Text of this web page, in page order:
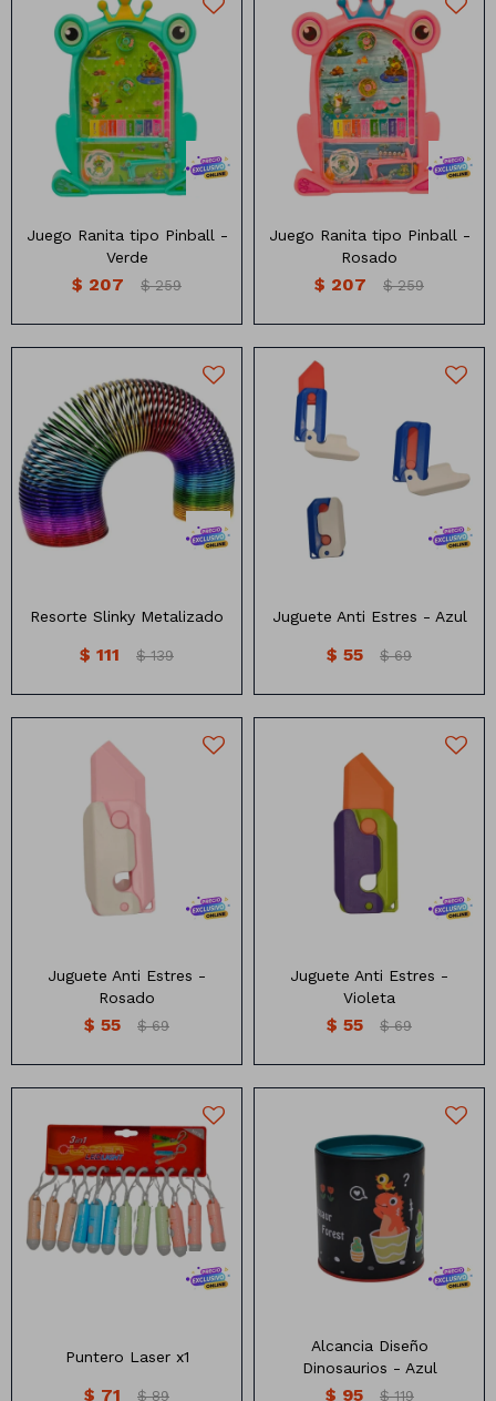
Jueguete sapito tipo
pinaball
Medidas: 26cm x20cm
Juego Ranita tipo Pinball -
Verde
$ 207 $ 259
Jueguete sapito tipo
pinaball
Medidas: 26cm x20cm
Juego Ranita tipo Pinball -
Rosado
$ 207 $ 259
Resorte multicolor
metalizado
Resorte Slinky Metalizado
$ 111 $ 139
Juguete Anti Estres
Juguete Anti Estres - Azul
$ 55 $ 69
Juguete Anti Estres
Juguete Anti Estres -
Rosado
$ 55 $ 69
Juguete Anti Estres
Juguete Anti Estres -
Violeta
$ 55 $ 69
Puntero Laser color pastel
Puntero Laser x1
$ 71 $ 89
Alcancia con diseño
dinosaurios
Alcancia Diseño
Dinosaurios - Azul
$ 95 $ 119